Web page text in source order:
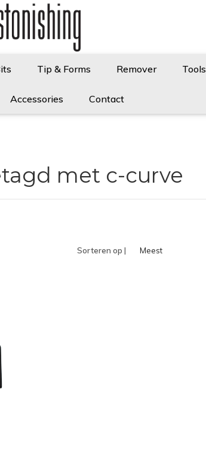
Tip & Forms Remover Tools
Accessories Contact
met c-curve
Sorteren op |
Meest